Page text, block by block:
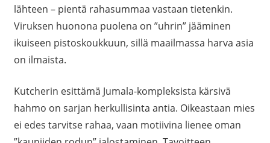
lähteen – pientä rahasummaa vastaan tietenkin.
Viruksen huonona puolena on ”uhrin” jääminen
ikuiseen pistoskoukkuun, sillä maailmassa harva asia
on ilmaista.
Kutcherin esittämä Jumala-kompleksista kärsivä
hahmo on sarjan herkullisinta antia. Oikeastaan mies
ei edes tarvitse rahaa, vaan motiivina lienee oman